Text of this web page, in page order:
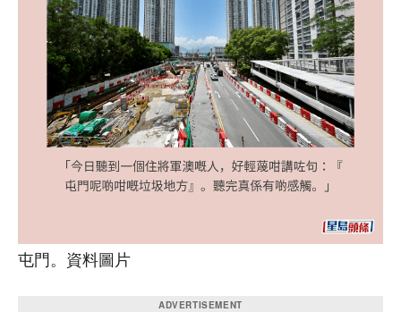
屯門。資料圖片